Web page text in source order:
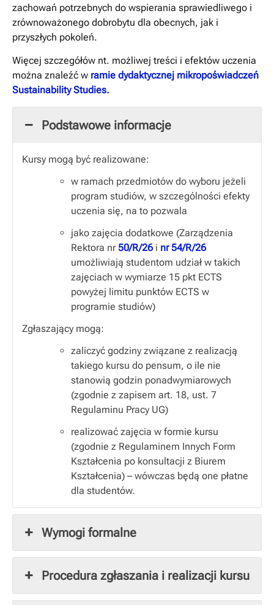
zachowań potrzebnych do wspierania sprawiedliwego i
zrównoważonego dobrobytu dla obecnych, jak i
przyszłych pokoleń.
Więcej szczegółów nt. możliwej treści i efektów uczenia
można znaleźć w ramie dydaktycznej mikropoświadczeń
Sustainability Studies.
Podstawowe informacje
Kursy mogą być realizowane:
w ramach przedmiotów do wyboru jeżeli
program studiów, w szczególności efekty
uczenia się, na to pozwala
jako zajęcia dodatkowe (Zarządzenia
Rektora nr50/R/26 i nr 54/R/26
umożliwiają studentom udział w takich
zajęciach w wymiarze 15 pkt ECTS
powyżej limitu punktów ECTS w
programie studiów)
Zgłaszający mogą:
zaliczyć godziny związane z realizacją
takiego kursu do pensum, o ile nie
stanowią godzin ponadwymiarowych
(zgodnie z zapisem art. 18, ust. 7
Regulaminu Pracy UG)
realizować zajęcia w formie kursu
(zgodnie z Regulaminem Innych Form
Kształcenia po konsultacji z Biurem
Kształcenia) – wówczas będą one płatne
dla studentów.
Wymogi formalne
Procedura zgłaszania i realizacji kursu